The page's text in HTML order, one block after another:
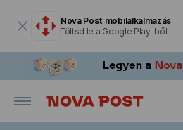
Nova Post mobilalkalmazás
Töltsd le a Google Play-ből